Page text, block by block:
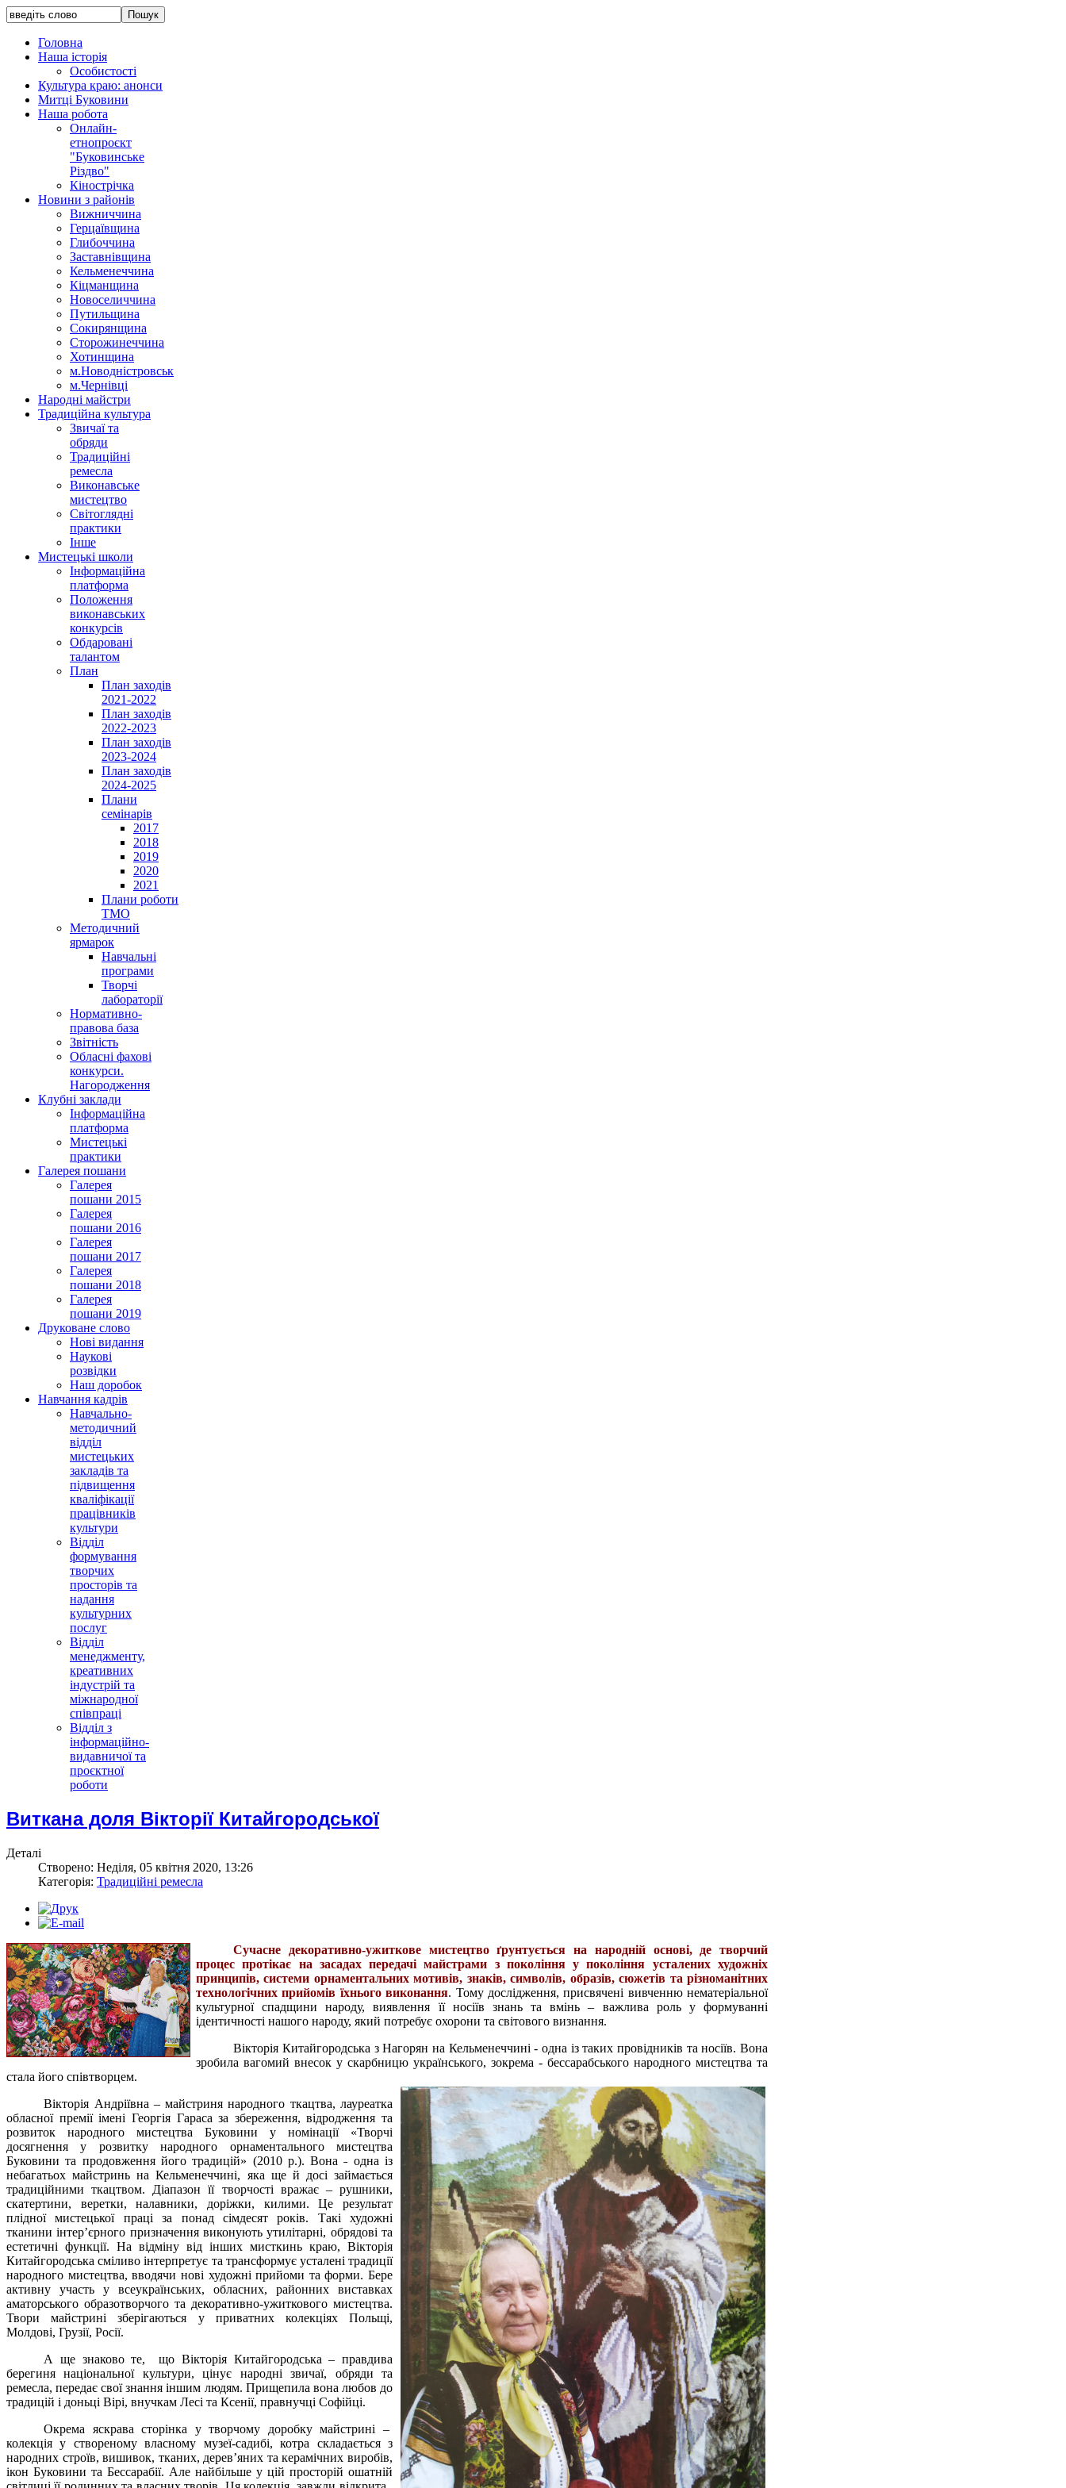
Головна
Наша історія
Особистості
Культура краю: анонси
Митці Буковини
Наша робота
Онлайн-
етнопроєкт
"Буковинське
Різдво"
Кінострічка
Новини з районів
Вижниччина
Герцаївщина
Глибоччина
Заставнівщина
Кельменеччина
Кіцманщина
Новоселиччина
Путильщина
Сокирянщина
Сторожинеччина
Хотинщина
м.Новодністровськ
м.Чернівці
Народні майстри
Традиційна культура
Звичаї та
обряди
Традиційні
ремесла
Виконавське
мистецтво
Світоглядні
практики
Інше
Мистецькі школи
Інформаційна
платформа
Положення
виконавських
конкурсів
Обдаровані
талантом
План
План заходів
2021-2022
План заходів
2022-2023
План заходів
2023-2024
План заходів
2024-2025
Плани
семінарів
2017
2018
2019
2020
2021
Плани роботи
ТМО
Методичний
ярмарок
Навчальні
програми
Творчі
лабораторії
Нормативно-
правова база
Звітність
Обласні фахові
конкурси.
Нагородження
Клубні заклади
Інформаційна
платформа
Мистецькі
практики
Галерея пошани
Галерея
пошани 2015
Галерея
пошани 2016
Галерея
пошани 2017
Галерея
пошани 2018
Галерея
пошани 2019
Друковане слово
Нові видання
Наукові
розвідки
Наш доробок
Навчання кадрів
Навчально-
методичний
відділ
мистецьких
закладів та
підвищення
кваліфікації
працівників
культури
Відділ
формування
творчих
просторів та
надання
культурних
послуг
Відділ
менеджменту,
креативних
індустрій та
міжнародної
співпраці
Відділ з
інформаційно-
видавничої та
проєктної
роботи
Виткана доля Вікторії Китайгородської
Деталі
Створено: Неділя, 05 квітня 2020, 13:26
Категорія: Традиційні ремесла
Сучасне декоративно-ужиткове мистецтво ґрунтується на народній основі, де творчий
процес протікає на засадах передачі майстрами з покоління у покоління усталених художніх
принципів, системи орнаментальних мотивів, знаків, символів, образів, сюжетів та різноманітних
технологічних прийомів їхнього виконання. Тому дослідження, присвячені вивченню нематеріальної
культурної спадщини народу, виявлення її носіїв знань та вмінь – важлива роль у формуванні
ідентичності нашого народу, який потребує охорони та світового визнання.
Вікторія Китайгородська з Нагорян на Кельменеччині - одна із таких провідників та носіїв. Вона
зробила вагомий внесок у скарбницю українського, зокрема - бессарабського народного мистецтва та
стала його співтворцем.
Вікторія Андріївна – майстриня народного ткацтва, лауреатка
обласної премії імені Георгія Гараса за збереження, відродження та
розвиток народного мистецтва Буковини у номінації «Творчі
досягнення у розвитку народного орнаментального мистецтва
Буковини та продовження його традицій» (2010 р.).Вона ˗ одна із
небагатьох майстринь на Кельменеччині, яка ще й досі займається
традиційними ткацтвом. Діапазон її творчості вражає – рушники,
скатертини, веретки, налавники, доріжки, килими. Це результат
плідної мистецької праці за понад сімдесят років. Такі художні
тканини інтер’єрного призначення виконують утилітарні, обрядові та
естетичні функції. На відміну від інших мисткинь краю, Вікторія
Китайгородська сміливо інтерпретує та трансформує усталені традиції
народного мистецтва, вводячи нові художні прийоми та форми. Бере
активну участь у всеукраїнських, обласних, районних виставках
аматорського образотворчого та декоративно-ужиткового мистецтва.
Твори майстрині зберігаються у приватних колекціях Польщі,
Молдові, Грузії, Росії.
А ще знаково те, що Вікторія Китайгородська – правдива
берегиня національної культури, цінує народні звичаї, обряди та
ремесла, передає свої знання іншим людям. Прищепила вона любов до
традицій і доньці Вірі, внучкам Лесі та Ксенії, правнучці Софійці.
Окрема яскрава сторінка у творчому доробку майстрині –
колекція у створеному власному музеї-садибі, котра складається з
народних строїв, вишивок, тканих, дерев’яних та керамічних виробів,
ікон Буковини та Бессарабії. Але найбільше у цій просторій ошатній